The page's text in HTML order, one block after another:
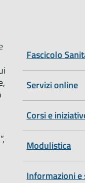
Fascicolo
Servizi online
Corsi e
Modulistica
Informazioni e